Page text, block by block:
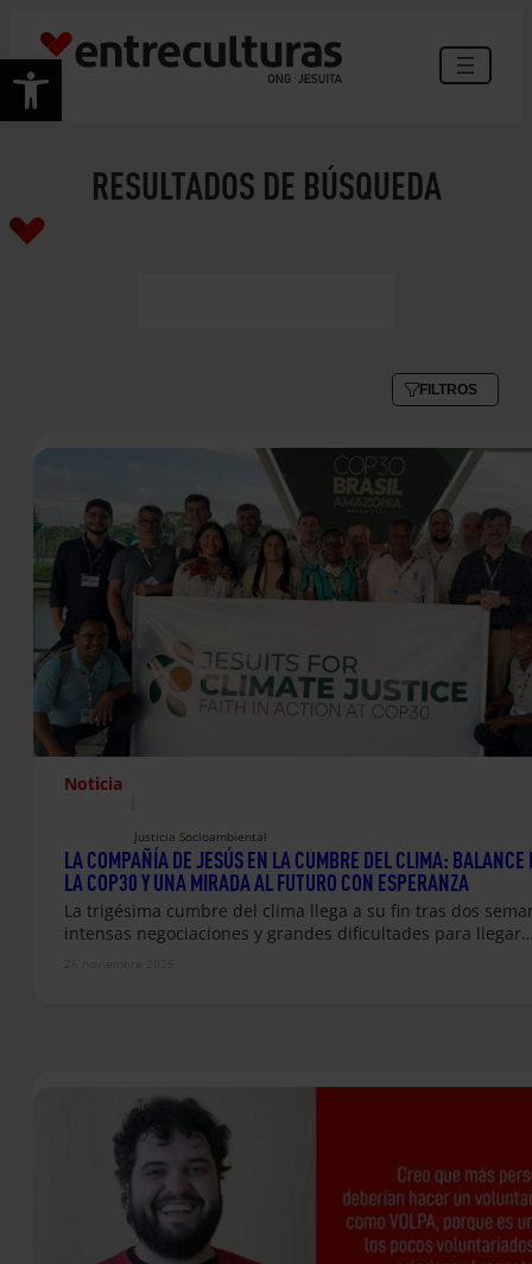
Abrir barra de herramientas
RESULTADOS DE BÚSQUEDA
FILTROS
Noticia
Justicia Socioambiental
LA COMPAÑÍA DE JESÚS EN LA CUMBRE DEL CLIMA: BALANCE
LA COP30 Y UNA MIRADA AL FUTURO CON ESPERANZA
La trigésima cumbre del clima llega a su fin tras dos
intensas negociaciones y grandes dificultades para